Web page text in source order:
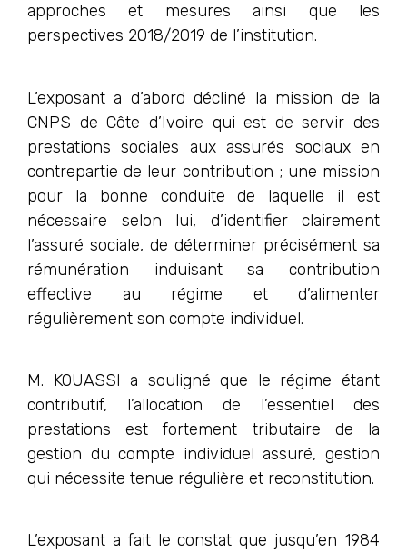
approches et mesures ainsi que les
perspectives 2018/2019 de l’institution.
L’exposant a d’abord décliné la mission de la
CNPS de Côte d’Ivoire qui est de servir des
prestations sociales aux assurés sociaux en
contrepartie de leur contribution ; une mission
pour la bonne conduite de laquelle il est
nécessaire selon lui, d’identifier clairement
l’assuré sociale, de déterminer précisément sa
rémunération induisant sa contribution
effective au régime et d’alimenter
régulièrement son compte individuel.
M. KOUASSI a souligné que le régime étant
contributif, l’allocation de l’essentiel des
prestations est fortement tributaire de la
gestion du compte individuel assuré, gestion
qui nécessite tenue régulière et reconstitution.
L’exposant a fait le constat que jusqu’en 1984